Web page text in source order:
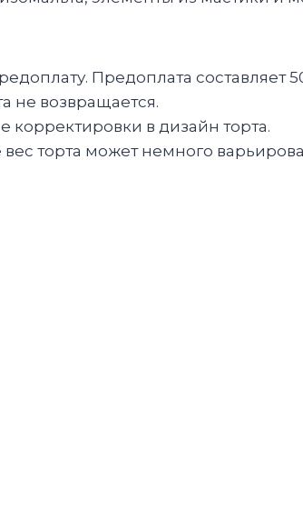
Предоплата составляет
не возвращается.
в дизайн торта.
торта может немного